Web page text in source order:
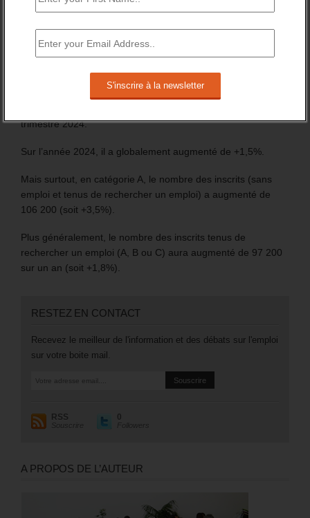
Les chiffres de 2024 du nombre d’inscrit à France travail
bénéficiaires d’une prestation (Pacea et CEJ) et des
trimestre 2024.
Sur l’année 2024, il a globalement augmenté de +1,5%.
Mais surtout, en catégorie A, le nombre des inscrits (sans
emploi et tenus de rechercher un emploi) a augmenté de
106 200 (soit +3,5%).
Plus généralement, le nombre des inscrits tenus de
rechercher un emploi (A, B ou C) aura augmenté de 97 200
sur un an (soit +1,8%).
RESTEZ EN CONTACT
Recevez le meilleur de l'information et des débats sur l'emploi
sur votre boite mail.
RSS
Souscrire
0
Followers
A PROPOS DE L’AUTEUR